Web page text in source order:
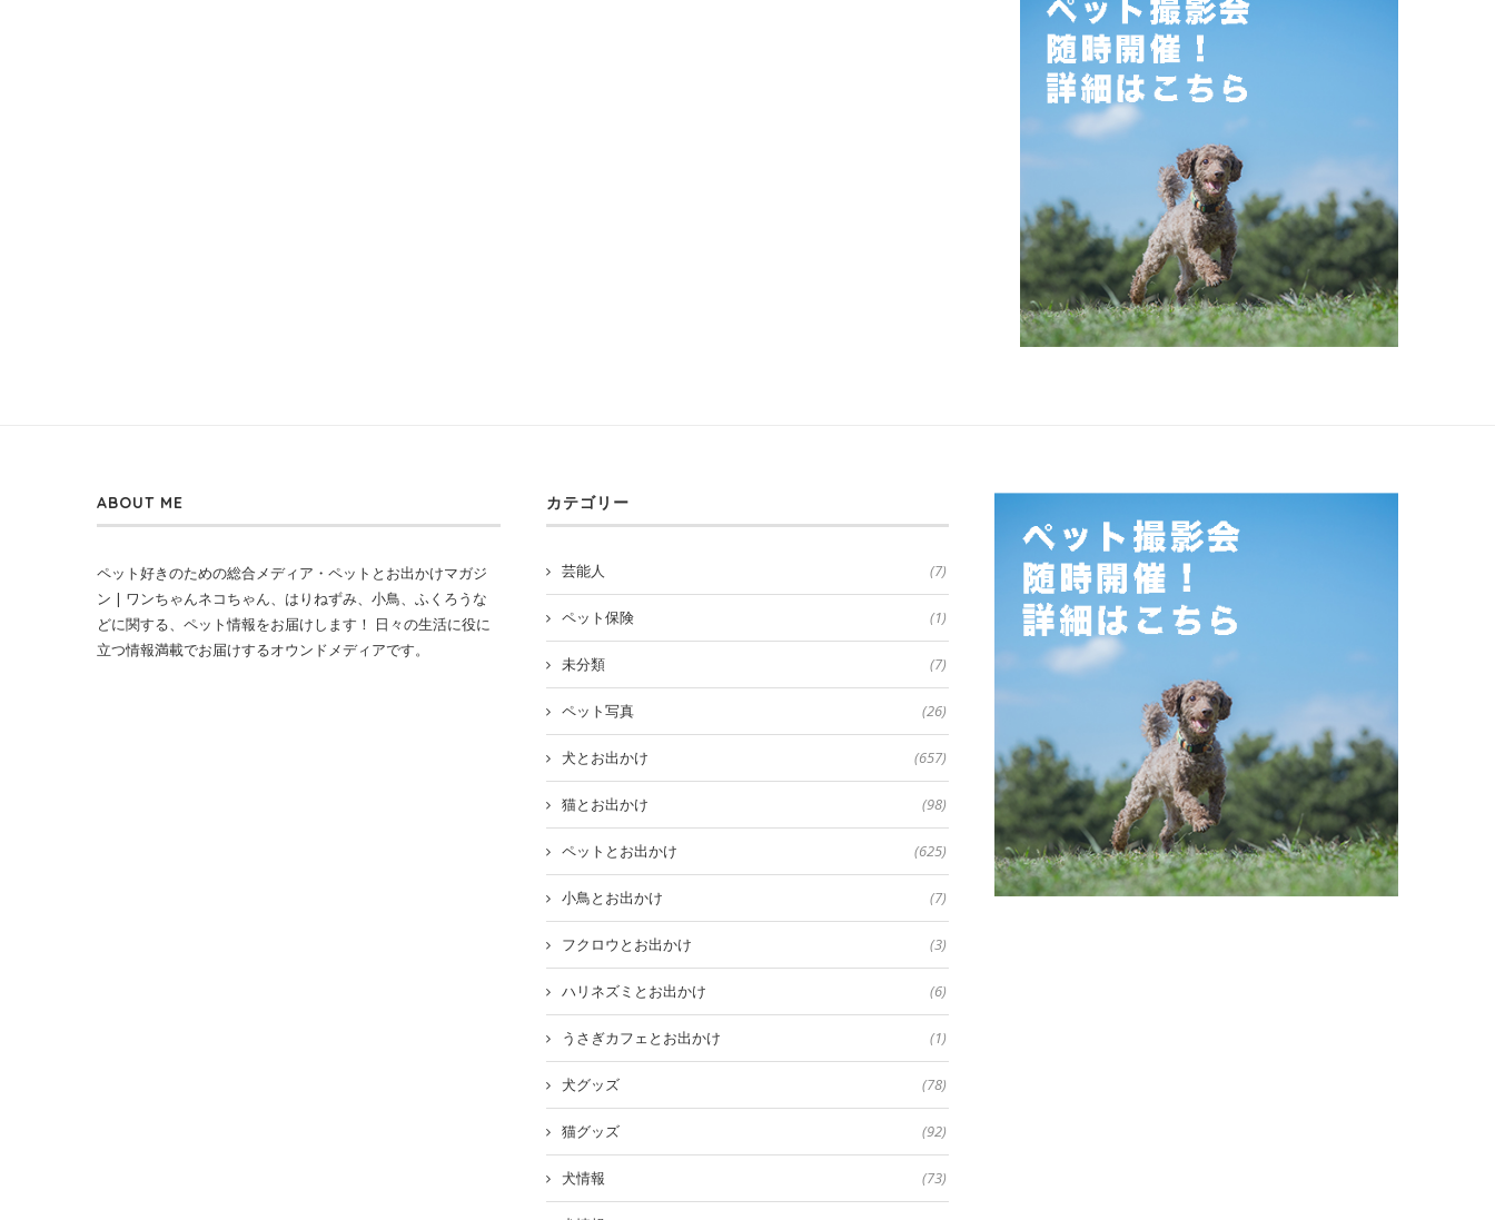
ABOUT ME
ペット好きのための総合メディア・ペットとお出かけマガジ
ン | ワンちゃんネコちゃん、はりねずみ、小鳥、ふくろうな
どに関する、ペット情報をお届けします！ 日々の生活に役に
立つ情報満載でお届けするオウンドメディアです。
カテゴリー
芸能人 (7)
ペット保険 (1)
未分類 (7)
ペット写真 (26)
犬とお出かけ (657)
猫とお出かけ (98)
ペットとお出かけ (625)
小鳥とお出かけ (7)
フクロウとお出かけ (3)
ハリネズミとお出かけ (6)
うさぎカフェとお出かけ (1)
犬グッズ (78)
猫グッズ (92)
犬情報 (73)